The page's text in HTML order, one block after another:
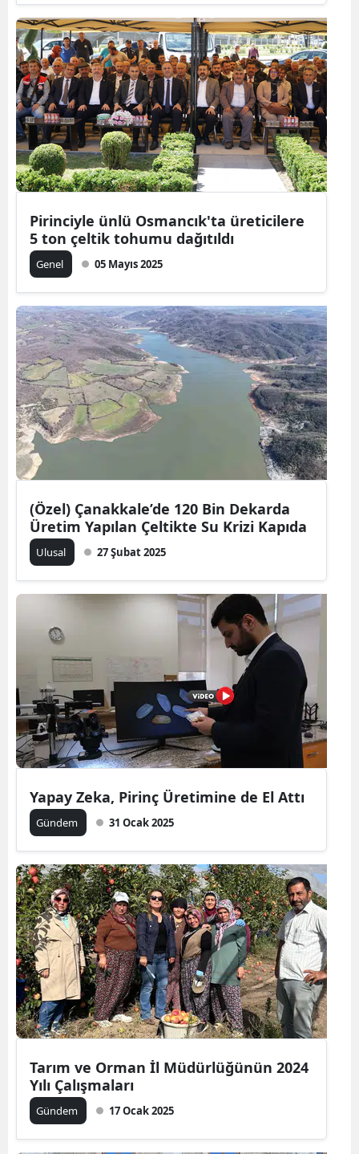
Denizli
Diyarbakır
Edirne
Elazığ
Erzincan
Erzurum
Eskişehir
Giresun
Gümüşhane
Hakkari
Hatay
Isparta
Mersin
İzmir
Kayseri
Kırklareli
Manisa
Kahramanmaraş
Mardin
Muğla
Muş
Nevşehir
Pirinciyle ünlü Osmancık'ta üreticilere
5 ton çeltik tohumu dağıtıldı
Genel 05 Mayıs 2025
(Özel) Çanakkale’de 120 Bin Dekarda
Üretim Yapılan Çeltikte Su Krizi Kapıda
Ulusal 27 Şubat 2025
Yapay Zeka, Pirinç Üretimine de El Attı
Gündem 31 Ocak 2025
Tarım ve Orman İl Müdürlüğünün 2024
Yılı Çalışmaları
Gündem 17 Ocak 2025